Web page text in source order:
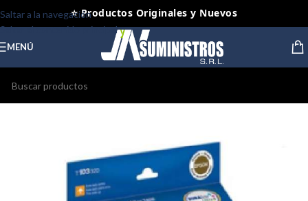
Saltar a la navegación
Saltar al contenido principal⭐ Productos Originales y Nuevos
MENÚ